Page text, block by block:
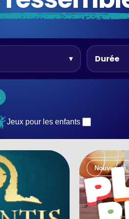
Durée
Jeux pour les enfants
Nouveauté